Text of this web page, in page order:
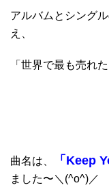
アルバムとシング
え、
「世界で最も売れ
曲名は、 「Keep
ました〜＼(^o^)／